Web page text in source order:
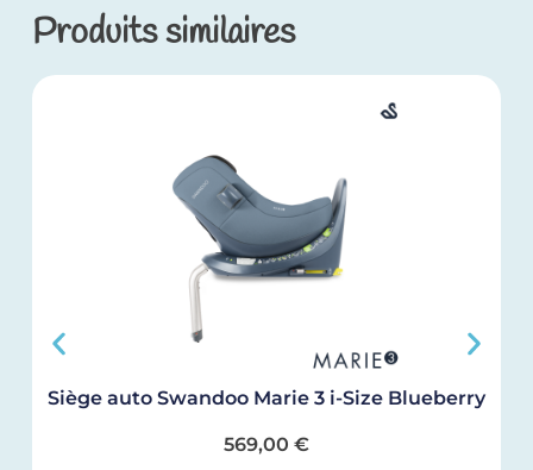
Produits similaires
Siège auto Swandoo Marie 3 i-Size Blueberry
569,00 €